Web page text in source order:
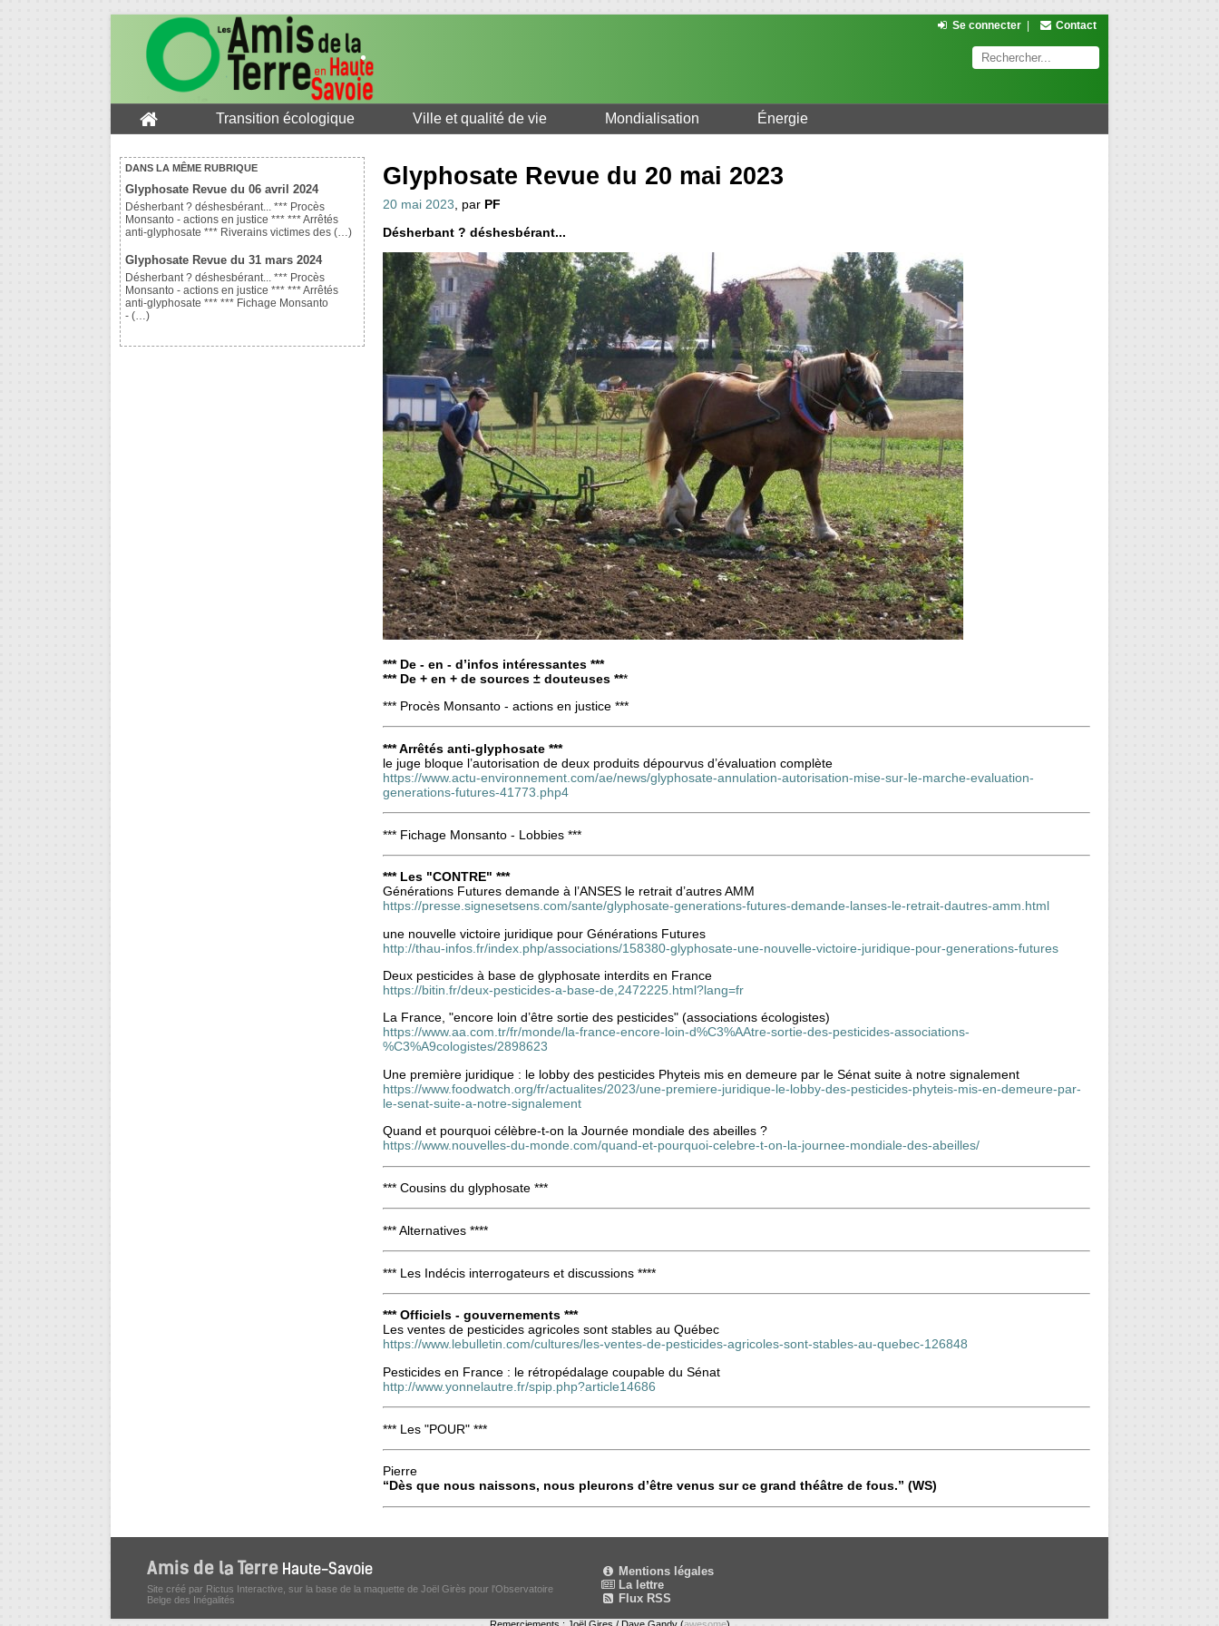
Se connecter Contact
Transition écologique Ville et qualité de vie Mondialisation Énergie
DANS LA MÊME RUBRIQUE
Glyphosate Revue du 06 avril 2024
Désherbant ? déshesbérant... *** Procès
Monsanto - actions en justice *** *** Arrêtés
anti-glyphosate *** Riverains victimes des (…)
Glyphosate Revue du 31 mars 2024
Désherbant ? déshesbérant... *** Procès
Monsanto - actions en justice *** *** Arrêtés
anti-glyphosate *** *** Fichage Monsanto
- (…)
Glyphosate Revue du 20 mai 2023
20 mai 2023, par PF
Désherbant ? déshesbérant...
*** De - en - d’infos intéressantes ***
*** De + en + de sources ± douteuses ***
*** Procès Monsanto - actions en justice ***
*** Arrêtés anti-glyphosate ***
le juge bloque l’autorisation de deux produits dépourvus d’évaluation complète
https://www.actu-environnement.com/ae/news/glyphosate-annulation-autorisation-mise-sur-le-marche-evaluation-
generations-futures-41773.php4
*** Fichage Monsanto - Lobbies ***
*** Les "CONTRE" ***
Générations Futures demande à l’ANSES le retrait d’autres AMM
https://presse.signesetsens.com/sante/glyphosate-generations-futures-demande-lanses-le-retrait-dautres-amm.html
une nouvelle victoire juridique pour Générations Futures
http://thau-infos.fr/index.php/associations/158380-glyphosate-une-nouvelle-victoire-juridique-pour-generations-futures
Deux pesticides à base de glyphosate interdits en France
https://bitin.fr/deux-pesticides-a-base-de,2472225.html?lang=fr
La France, "encore loin d’être sortie des pesticides" (associations écologistes)
https://www.aa.com.tr/fr/monde/la-france-encore-loin-d%C3%AAtre-sortie-des-pesticides-associations-
%C3%A9cologistes/2898623
Une première juridique : le lobby des pesticides Phyteis mis en demeure par le Sénat suite à notre signalement
https://www.foodwatch.org/fr/actualites/2023/une-premiere-juridique-le-lobby-des-pesticides-phyteis-mis-en-demeure-par-
le-senat-suite-a-notre-signalement
Quand et pourquoi célèbre-t-on la Journée mondiale des abeilles ?
https://www.nouvelles-du-monde.com/quand-et-pourquoi-celebre-t-on-la-journee-mondiale-des-abeilles/
*** Cousins du glyphosate ***
*** Alternatives ****
*** Les Indécis interrogateurs et discussions ****
*** Officiels - gouvernements ***
Les ventes de pesticides agricoles sont stables au Québec
https://www.lebulletin.com/cultures/les-ventes-de-pesticides-agricoles-sont-stables-au-quebec-126848
Pesticides en France : le rétropédalage coupable du Sénat
http://www.yonnelautre.fr/spip.php?article14686
*** Les "POUR" ***
Pierre
“Dès que nous naissons, nous pleurons d’être venus sur ce grand théâtre de fous.” (WS)
Site créé par Rictus Interactive, sur la base de la maquette de Joël Girès pour l'Observatoire
Belge des Inégalités
Mentions légales
La lettre
Flux RSS